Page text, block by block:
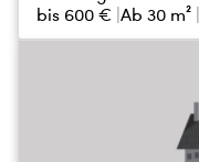
bis 600 € Ab 30 m²